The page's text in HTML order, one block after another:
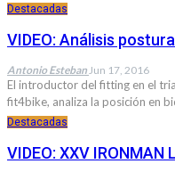
Destacadas
VIDEO: Análisis
Antonio Esteban Jun 17, 2016
El introductor del fitting en el
fit4bike, analiza la posición en
Destacadas
VIDEO: XXV